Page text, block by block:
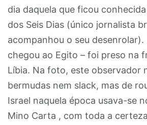
dia daquela que ficou
dos Seis Dias (único jornalista
acompanhou o seu desenrolar).
chegou ao Egito – foi preso na
Líbia. Na foto, este observador
bermudas nem slack, mas de
Israel naquela época usava-se
Mino Carta , com toda a